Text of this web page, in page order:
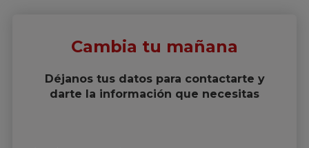
Cambia tu mañana
Déjanos tus datos para contactarte y
darte la información que necesitas